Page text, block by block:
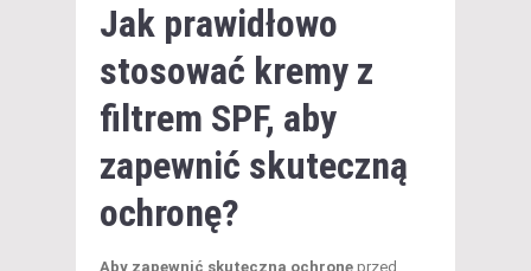
Jak prawidłowo
stosować kremy z
filtrem SPF, aby
zapewnić skuteczną
ochronę?
Aby zapewnić skuteczną ochronę przed